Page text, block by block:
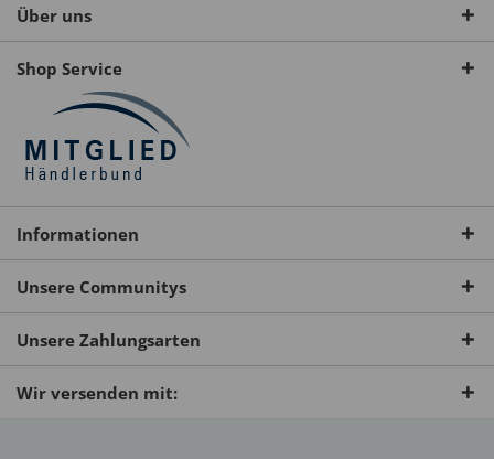
Über uns
Shop Service
Informationen
Unsere Communitys
Unsere Zahlungsarten
Wir versenden mit: